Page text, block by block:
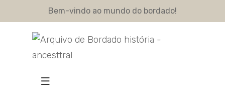
Bem-vindo ao mundo do bordado!